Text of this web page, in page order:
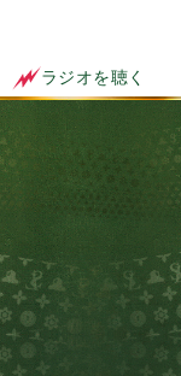
ラジオを聴く